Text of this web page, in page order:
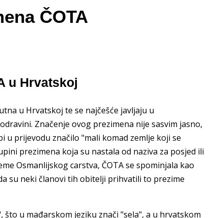
ČOTA
u Hrvatskoj
u Hrvatskoj te se najčešće javljaju u
Značenje ovog prezimena nije sasvim jasno,
prijevodu značilo "mali komad zemlje koji se
prezimena koja su nastala od naziva za posjed ili
Osmanlijskog carstva, ČOTA se spominjala kao
su neki članovi tih obitelji prihvatili to prezime
u mađarskom jeziku znači "sela", a u hrvatskom